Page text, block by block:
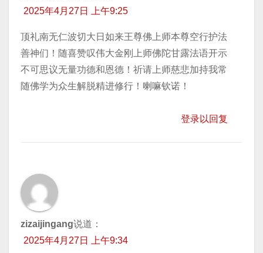
2025年4月27日 上午9:25
顶礼南无仁波切大日如来王尊佛上师本尊空行护法
善神们！随喜赞叹伟大金刚上师佛陀甘露法语开示
不可思议无量功德和恩德！祈请上师慈悲加持我常
随佛学为众生解脱精进修行！喇嘛钦诺！
登录以回复
zizaijingang说道：
2025年4月27日 上午9:34